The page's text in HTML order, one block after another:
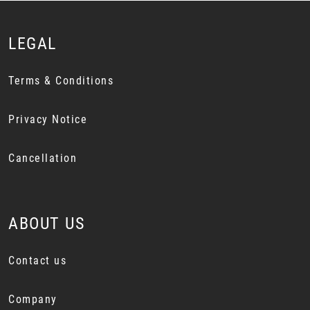
LEGAL
Terms & Conditions
Privacy Notice
Cancellation
ABOUT US
Contact us
Company